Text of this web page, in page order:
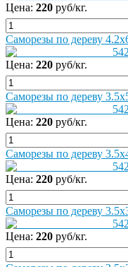
Цена: 220 руб/кг.
Саморезы по дереву
Цена: 220 руб/кг.
Саморезы по дереву
Цена: 220 руб/кг.
Саморезы по дереву
Цена: 220 руб/кг.
Саморезы по дереву
Цена: 220 руб/кг.